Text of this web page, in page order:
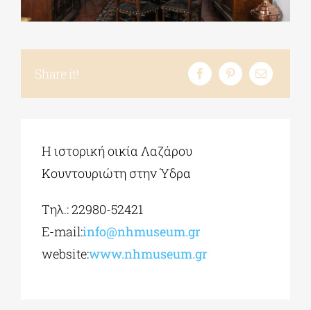
ΧΩΡΟΙ ΤΕΧΝΗΣ
ΔΗΜΟΙ
Share it!
Η ιστορική οικία Λαζάρου
Κουντουριώτη στην Ύδρα
Τηλ.: 22980-52421
E-mail:info@nhmuseum.gr
website:www.nhmuseum.gr